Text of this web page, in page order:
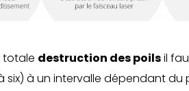
totale destruction des poilsil
six) à un intervalle dépendant